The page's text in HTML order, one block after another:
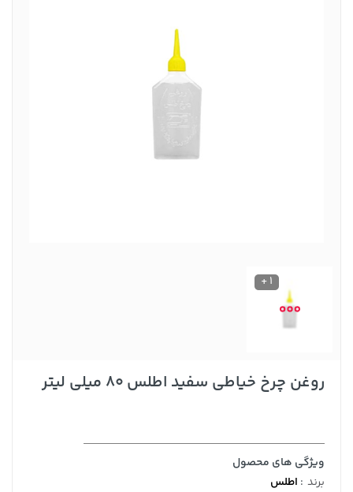
1 +
روغن چرخ خیاطی سفید اطلس 80 میلی لیتر
ویژگی های محصول
برند : اطلس